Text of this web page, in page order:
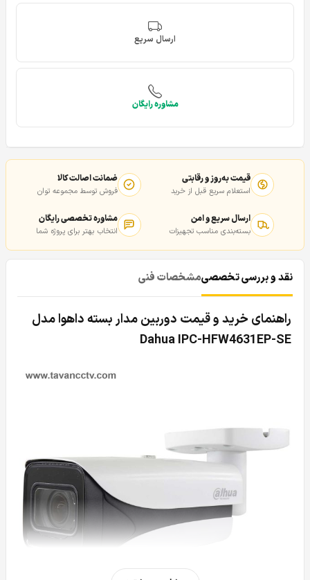
ارسال سریع
مشاوره رایگان
قیمت به‌روز و رقابتی
استعلام سریع قبل از خرید
ضمانت اصالت کالا
فروش توسط مجموعه توان
ارسال سریع و امن
بسته‌بندی مناسب تجهیزات
مشاوره تخصصی رایگان
انتخاب بهتر برای پروژه شما
نقد و بررسی تخصصیمشخصات فنی
راهنمای خرید و قیمت دوربین مدار بسته داهوا مدل
Dahua IPC-HFW4631EP-SE